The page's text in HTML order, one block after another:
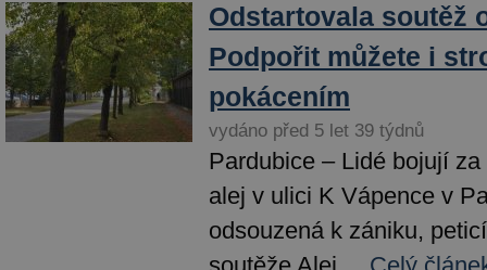
Odstartovala soutěž
Podpořit můžete i
pokácením
vydáno před 5 let 39 týdnů
Pardubice – Lidé bojují
alej v ulici K Vápence v
odsouzená k zániku,